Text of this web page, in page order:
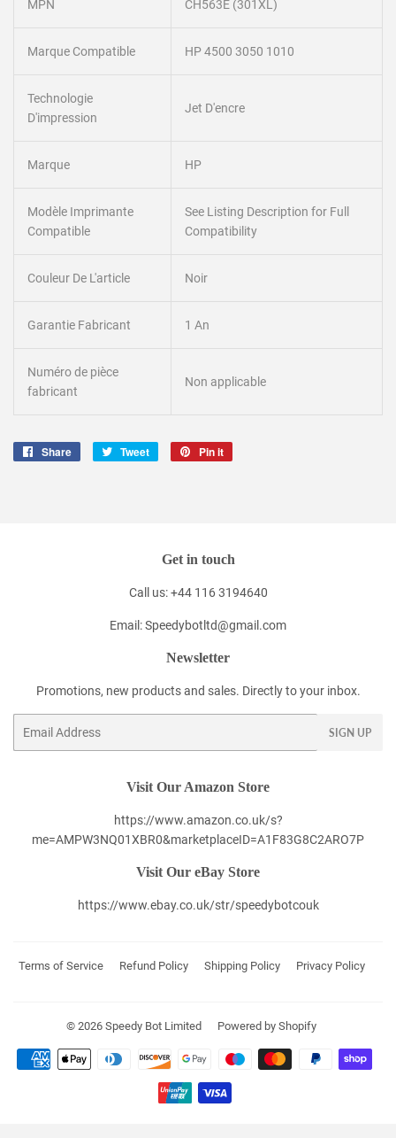
MPN CH563E (301XL)
Marque Compatible HP 4500 3050 1010
Technologie
D'impression
Jet D'encre
Marque HP
Modèle Imprimante
Compatible
See Listing Description for Full
Compatibility
Couleur De L'article Noir
Garantie Fabricant 1 An
Numéro de pièce
fabricant
Non applicable
Share
Share
Tweet
Tweet
Pin it
Get in touch
Call us: +44 116 3194640
Email: Speedybotltd@gmail.com
Newsletter
Promotions, new products and sales. Directly to your inbox.
SIGN UP
Visit Our Amazon Store
https://www.amazon.co.uk/s?
me=AMPW3NQ01XBR0&marketplaceID=A1F83G8C2ARO7P
Visit Our eBay Store
https://www.ebay.co.uk/str/speedybotcouk
Terms of Service Refund Policy Shipping Policy Privacy Policy
© 2026 Speedy Bot Limited Powered by Shopify
Payment